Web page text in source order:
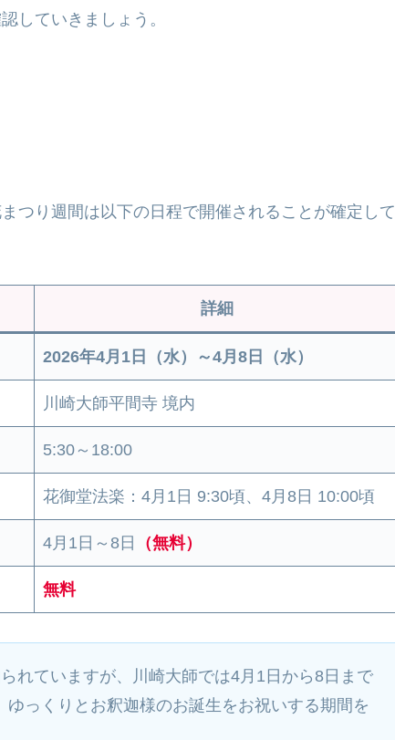
していきましょう。
つり週間は以下の日程で開催されることが確定して
詳細
2026年4月1日（水）～4月8日（水）
川崎大師平間寺 境内
5:30～18:00
花御堂法楽：4月1日 9:30頃、4月8日 10:00頃
4月1日～8日 （無料）
無料
れていますが、川崎大師では4月1日から8日まで
ゆっくりとお釈迦様のお誕生をお祝いする期間を